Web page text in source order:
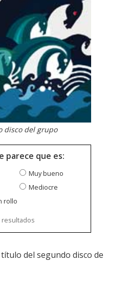
disco del grupo
parece que es:
Muy bueno
Mediocre
rollo
resultados
del segundo disco de